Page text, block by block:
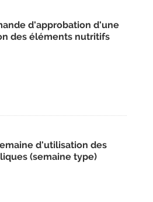
d'approbation d'une
des éléments nutritifs
d'utilisation des
(semaine type)